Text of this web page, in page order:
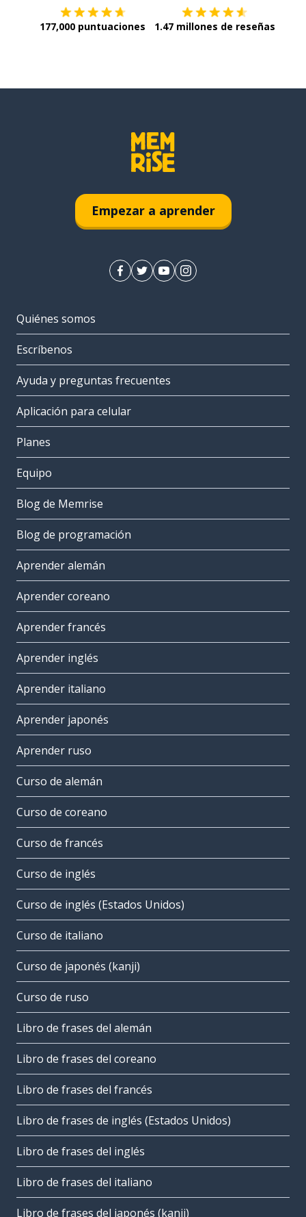
177,000 puntuaciones 1.47 millones de reseñas
Empezar a aprender
Quiénes somos
Escríbenos
Ayuda y preguntas frecuentes
Aplicación para celular
Planes
Equipo
Blog de Memrise
Blog de programación
Aprender alemán
Aprender coreano
Aprender francés
Aprender inglés
Aprender italiano
Aprender japonés
Aprender ruso
Curso de alemán
Curso de coreano
Curso de francés
Curso de inglés
Curso de inglés (Estados Unidos)
Curso de italiano
Curso de japonés (kanji)
Curso de ruso
Libro de frases del alemán
Libro de frases del coreano
Libro de frases del francés
Libro de frases de inglés (Estados Unidos)
Libro de frases del inglés
Libro de frases del italiano
Libro de frases del japonés (kanji)